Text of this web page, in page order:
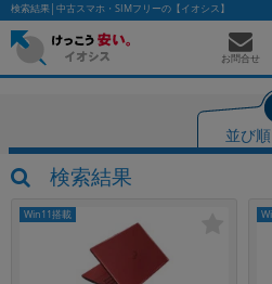
検索結果│中古スマホ・SIMフリーの【イオシス】
お問合せ
並び順
検索結果
Win11搭載
かんたんパソコン検索に
フリーワード